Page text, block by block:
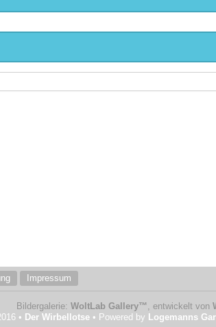
Impressum
Bildergalerie: WoltLab Gallery™, entwickelt von
• Der Wirbellotse • Powered by Logemanns